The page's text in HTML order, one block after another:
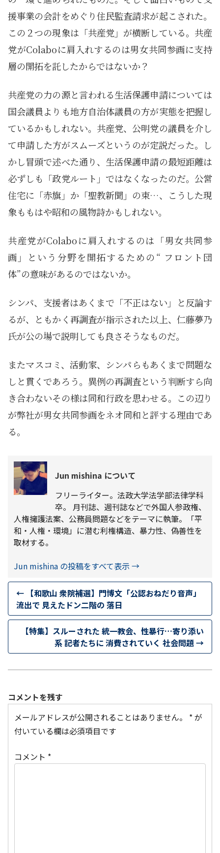
援事業の会計をめぐり住民監査請求が起こされた。
この２つの現象は「共産党」が横断している。共産
党がColaboに肩入れするのは男女共同参画に支持
層の開拓を託したからではないか？
共産党の力の源と言われる生活保護申請については
国会議員よりも地方自治体議員の方が実態を把握し
ているかもしれない。共産党、公明党の議員を介し
て申請した方がスムーズというのが定説だった。し
かし冒頭で述べた通り、生活保護申請の最短距離は
必ずしも「政党ルート」ではなくなったのだ。公営
住宅に「赤旗」か「聖教新聞」の束…、こうした現
象ももはや昭和の風物詩かもしれない。
共産党がColaboに肩入れするのは「男女共同参
画」という分野を開拓するための“ フロント団
体”の意味があるのではないか。
シンパ、支援者はあくまで「不正はない」と反論す
るが、ともかく再調査が指示された以上、仁藤夢乃
氏が公の場で説明しても良さそうなものだ。
またマスコミ、活動家、シンパらもあくまで問題な
しと貫くであろう。異例の再調査という判断すら向
き合わないその様は同和行政を思わせる。この辺り
が弊社が男女共同参画をネオ同和と評する理由であ
る。
Jun mishina について
フリーライター。法政大学法学部法律学科
卒。 月刊誌、週刊誌などで外国人参政権、
人権擁護法案、公務員問題などをテーマに執筆。「平
和・人権・環境」に潜む利権構造、暴力性、偽善性を
取材する。
Jun mishina の投稿をすべて表示 →
← 【和歌山 衆院補選】門博文「公認おねだり音声」
流出で 見えたドン二階の 落日
【特集】スルーされた 統一教会、性暴行…寄り添い
系 記者たちに 消費されていく 社会問題→
コメントを残す
メールアドレスが公開されることはありません。
*が
付いている欄は必須項目です
コメント *